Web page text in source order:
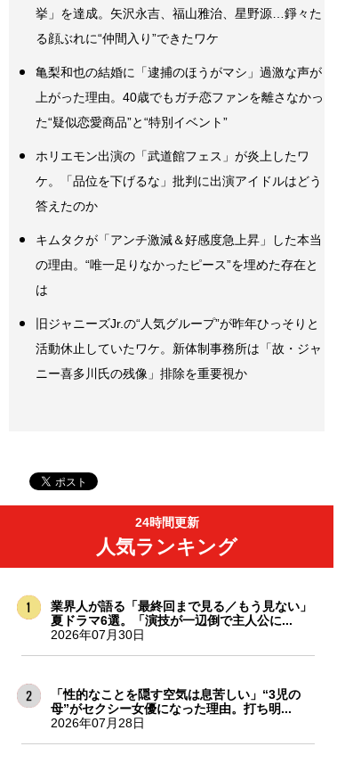
挙」を達成。矢沢永吉、福山雅治、星野源…錚々た
る顔ぶれに“仲間入り”できたワケ
亀梨和也の結婚に「逮捕のほうがマシ」過激な声が
上がった理由。40歳でもガチ恋ファンを離さなかっ
た“疑似恋愛商品”と“特別イベント”
ホリエモン出演の「武道館フェス」が炎上したワ
ケ。「品位を下げるな」批判に出演アイドルはどう
答えたのか
キムタクが「アンチ激減＆好感度急上昇」した本当
の理由。“唯一足りなかったピース”を埋めた存在と
は
旧ジャニーズJr.の“人気グループ”が昨年ひっそりと
活動休止していたワケ。新体制事務所は「故・ジャ
ニー喜多川氏の残像」排除を重要視か
24時間更新
人気ランキング
業界人が語る「最終回まで見る／もう見ない」
夏ドラマ6選。「演技が一辺倒で主人公に...
2026年07月30日
「性的なことを隠す空気は息苦しい」“3児の
母”がセクシー女優になった理由。打ち明...
2026年07月28日